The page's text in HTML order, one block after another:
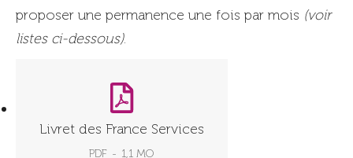
proposer une permanence une fois par mois (voir
listes ci-dessous).
Livret des France Services
PDF 1,1 MO